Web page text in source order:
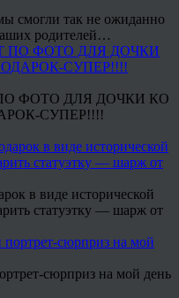
смогли так не ожиданно
родителей…
ФОТО ДЛЯ ДОЧКИ КО
СУПЕР!!!!
в виде исторической
статуэтку — шарж от
сюрприз на мой день